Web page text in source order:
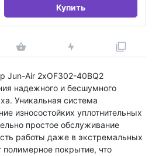
Купить
Jun-Air 2xOF302-40BQ2
надежного и бесшумного
Уникальная система
износостойких уплотнительных
простое обслуживание
работы даже в экстремальных
покрытие, что